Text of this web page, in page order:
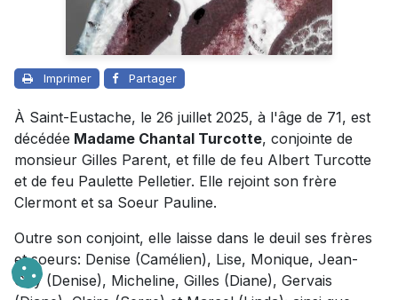
Imprimer Partager
À Saint-Eustache, le 26 juillet 2025, à l'âge de 71, est
décédée Madame Chantal Turcotte, conjointe de
monsieur Gilles Parent, et fille de feu Albert Turcotte
et de feu Paulette Pelletier. Elle rejoint son frère
Clermont et sa Soeur Pauline.
Outre son conjoint, elle laisse dans le deuil ses frères
et soeurs: Denise (Camélien), Lise, Monique, Jean-
Guy (Denise), Micheline, Gilles (Diane), Gervais